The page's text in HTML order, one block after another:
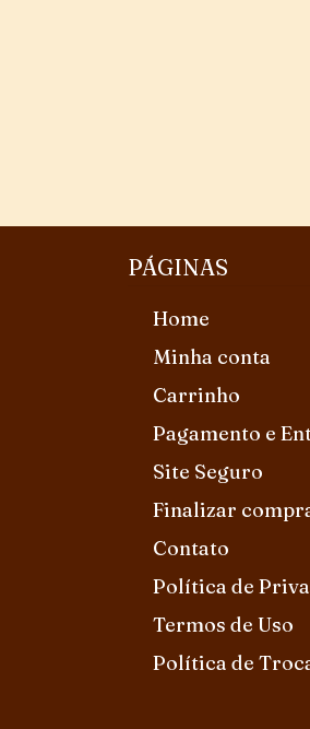
PÁGINAS
Home
Minha conta
Carrinho
Pagamento e
Site Seguro
Finalizar
Contato
Política de
Termos de Uso
Política de